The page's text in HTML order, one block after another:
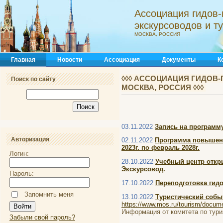
Ассоциация
экскурсоводов и
МОСКВА, РОССИЯ
Главная Новости Ассоциация Документы
Поиск по сайту
Авторизация
Логин:
Пароль:
Запомнить меня
Забыли свой пароль?
◊◊◊ АССОЦИАЦИЯ
МОСКВА, РОССИЯ ◊◊◊
03.11.2022 Запись на
02.11.2022 Программа
2023г. по февраль 2028г.
28.10.2022 Учебный центр
Экскурсовод.
17.10.2022 Переподготовка
13.10.2022 Туристический
https://www.mos.ru/tourism/
Информация от комитета по